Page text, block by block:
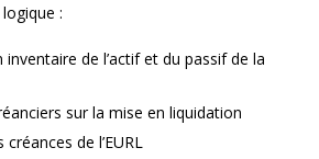
:
inventaire de l’actif et du passif de la
sur la mise en liquidation
de l’EURL